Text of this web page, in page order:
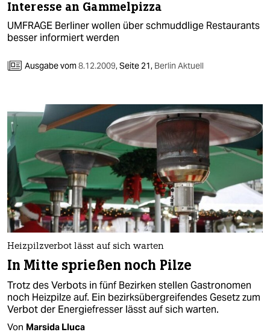
Interesse an Gammelpizza
UMFRAGE Berliner wollen über schmuddlige Restaurants
besser informiert werden
Ausgabe vom8.12.2009,Seite 21, Berlin Aktuell
Heizpilzverbot lässt auf sich warten
In Mitte sprießen noch Pilze
Trotz des Verbots in fünf Bezirken stellen Gastronomen
noch Heizpilze auf. Ein bezirksübergreifendes Gesetz zum
Verbot der Energiefresser lässt auf sich warten.
Von Marsida Lluca